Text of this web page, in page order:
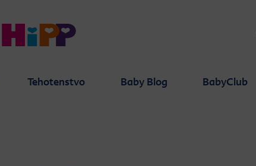
Tehotenstvo Baby Blog BabyClub